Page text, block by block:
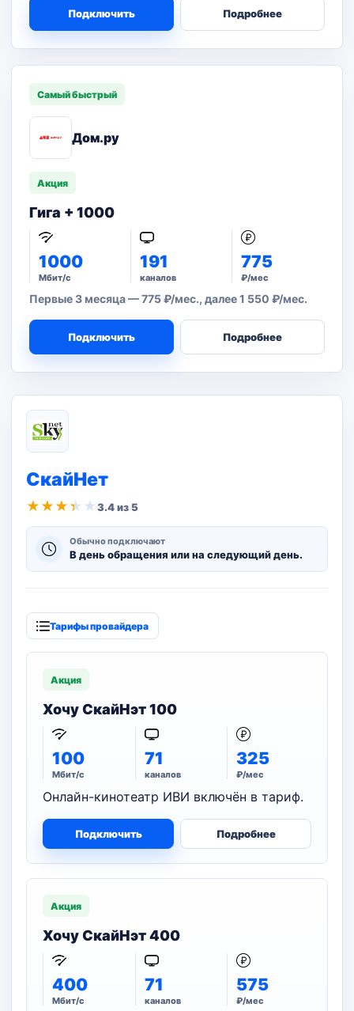
Подключить Подробнее
Самый быстрый
Дом.ру
Акция
Гига + 1000
1000
Мбит/с
191
каналов
775
₽/мес
Первые 3 месяца — 775 ₽/мес., далее 1 550 ₽/мес.
Подключить Подробнее
СкайНет
★ ★ ★ ★ ★3.4 из 5
Обычно подключают
В день обращения или на следующий день.
Тарифы провайдера
Акция
Хочу СкайНэт 100
100
Мбит/с
71
каналов
325
₽/мес
Онлайн-кинотеатр ИВИ включён в тариф.
Подключить Подробнее
Акция
Хочу СкайНэт 400
400
Мбит/с
71
каналов
575
₽/мес